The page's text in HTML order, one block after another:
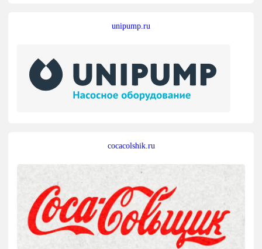
unipump.ru
cocacolshik.ru